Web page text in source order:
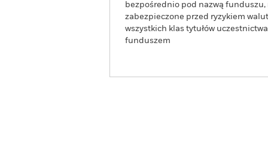
bezpośrednio pod nazwą funduszu,
zabezpieczone przed ryzykiem
wszystkich klas tytułów
funduszem